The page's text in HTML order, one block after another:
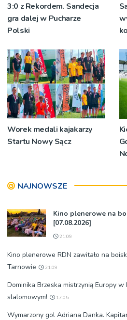
3:0 z Rekordem. Sandecja
gra dalej w Pucharze
Polski
Worek medali kajakarzy
Startu Nowy Sącz
NAJNOWSZE
Kino plenerowe na
[07.08.2026]
21:09
Kino plenerowe RDN zawitało na
Tarnowie
21:09
Dominika Brzeska mistrzynią Europy
slalomowym!
17:05
Wymarzony gol Adriana Danka.